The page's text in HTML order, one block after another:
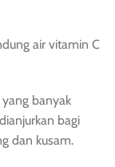
air vitamin C
banyak
bagi
dan kusam.